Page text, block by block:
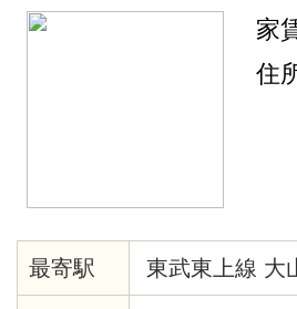
家
住
最寄駅 東武東上線 大